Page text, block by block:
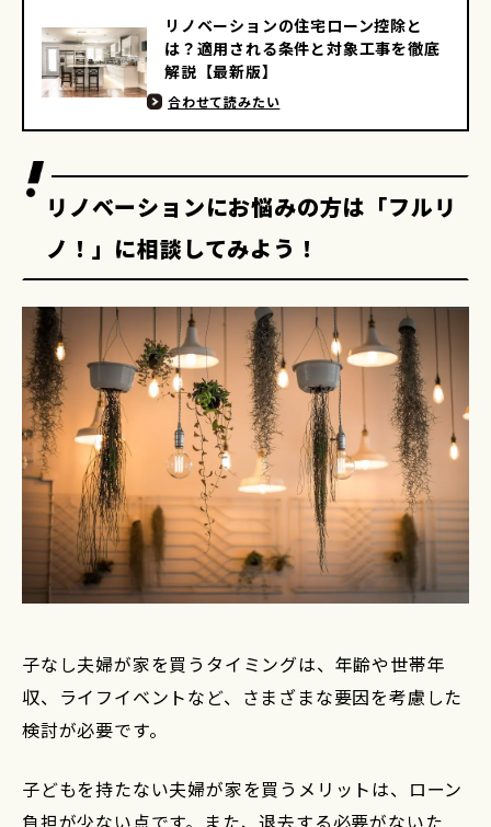
リノベーションの住宅ローン控除と
は？適用される条件と対象工事を徹底
解説【最新版】
合わせて読みたい
リノベーションにお悩みの方は「フルリ
ノ！」に相談してみよう！
子なし夫婦が家を買うタイミングは、年齢や世帯年
収、ライフイベントなど、さまざまな要因を考慮した
検討が必要です。
子どもを持たない夫婦が家を買うメリットは、ローン